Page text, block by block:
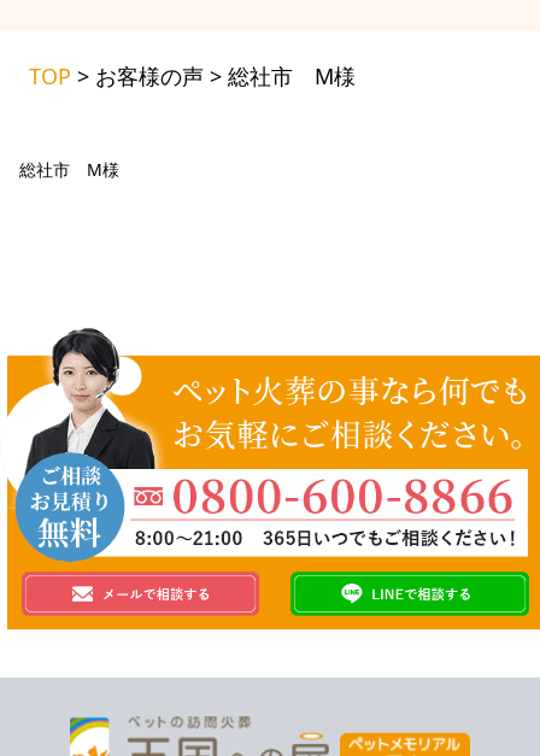
TOP > お客様の声 > 総社市 M様
総社市 M様